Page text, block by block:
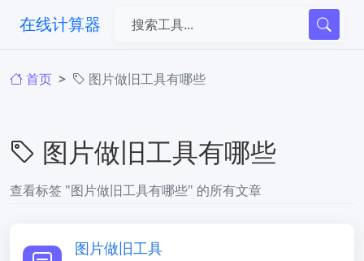
在线计算器
首页 图片做旧工具有哪些
图片做旧工具有哪些
查看标签 "图片做旧工具有哪些" 的所有文章
图片做旧工具